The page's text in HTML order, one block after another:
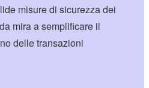
misure di sicurezza dei
mira a semplificare il
delle transazioni